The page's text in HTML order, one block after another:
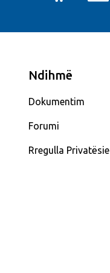
Ndihmë
Dokumentim
Forumi
Rregulla Privatësie